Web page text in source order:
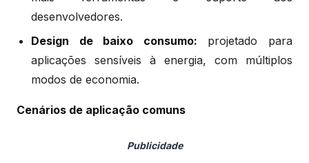
desenvolvedores.
Design de baixo consumo: projetado para
aplicações sensíveis à energia, com múltiplos
modos de economia.
Cenários de aplicação comuns